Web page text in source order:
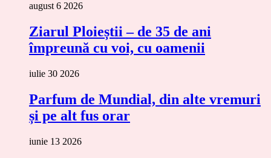
august 6 2026
Ziarul Ploieștii – de 35 de ani
împreună cu voi, cu oamenii
iulie 30 2026
Parfum de Mundial, din alte vremuri
și pe alt fus orar
iunie 13 2026